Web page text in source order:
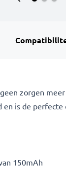
zorgen
is de
150mAh